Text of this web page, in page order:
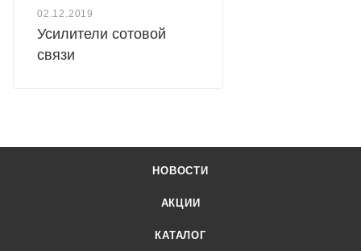
02.12.2019
Усилители сотовой
связи
НОВОСТИ
АКЦИИ
КАТАЛОГ